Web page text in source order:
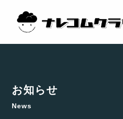
ン
お知らせ
News